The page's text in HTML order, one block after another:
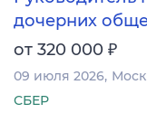
дочерних
от 320 000 ₽
09 июля 2026
СБЕР